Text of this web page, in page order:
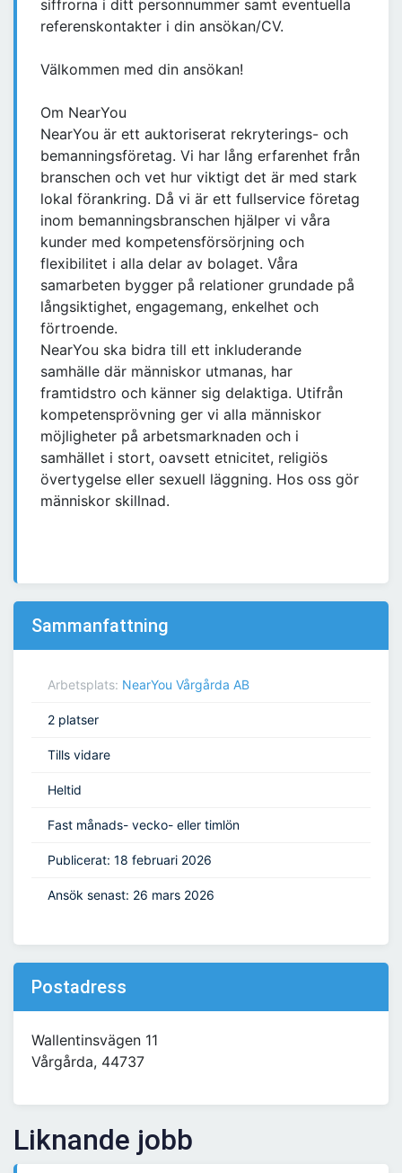
siffrorna i ditt personnummer samt eventuella
referenskontakter i din ansökan/CV.
Välkommen med din ansökan!
Om NearYou
NearYou är ett auktoriserat rekryterings- och
bemanningsföretag. Vi har lång erfarenhet från
branschen och vet hur viktigt det är med stark
lokal förankring. Då vi är ett fullservice företag
inom bemanningsbranschen hjälper vi våra
kunder med kompetensförsörjning och
flexibilitet i alla delar av bolaget. Våra
samarbeten bygger på relationer grundade på
långsiktighet, engagemang, enkelhet och
förtroende.
NearYou ska bidra till ett inkluderande
samhälle där människor utmanas, har
framtidstro och känner sig delaktiga. Utifrån
kompetensprövning ger vi alla människor
möjligheter på arbetsmarknaden och i
samhället i stort, oavsett etnicitet, religiös
övertygelse eller sexuell läggning. Hos oss gör
människor skillnad.
Sammanfattning
Arbetsplats: NearYou Vårgårda AB
2 platser
Tills vidare
Heltid
Fast månads- vecko- eller timlön
Publicerat: 18 februari 2026
Ansök senast: 26 mars 2026
Postadress
Wallentinsvägen 11
Vårgårda, 44737
Liknande jobb